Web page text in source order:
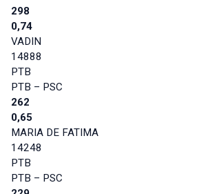
298
0,74
VADIN
14888
PTB
PTB – PSC
262
0,65
MARIA DE FATIMA
14248
PTB
PTB – PSC